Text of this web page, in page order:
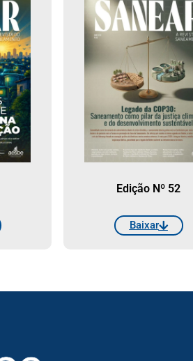
Edição Nº 52
Baixar